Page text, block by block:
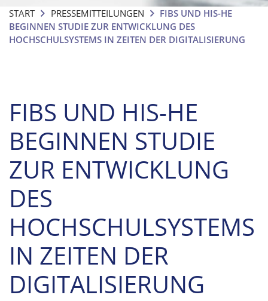
START PRESSEMITTEILUNGEN
FIBS UND HIS-HE
BEGINNEN STUDIE ZUR ENTWICKLUNG DES
HOCHSCHULSYSTEMS IN ZEITEN DER DIGITALISIERUNG
FIBS UND HIS-HE
BEGINNEN STUDIE
ZUR ENTWICKLUNG
DES
HOCHSCHULSYSTEMS
IN ZEITEN DER
DIGITALISIERUNG